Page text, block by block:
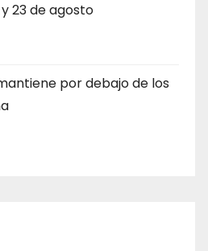
23 de agosto
por debajo de los